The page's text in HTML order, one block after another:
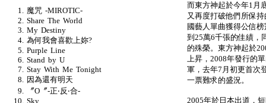
而東方神起於今年1月
又再度打破他們所保
國藝人單曲獲得公信
到25萬6千張的佳績，
的殊榮。東方神起於
上昇，2008年發行的
軍，去年7月初更首次
一票難求的盛況。
2005年於日本出道，
魔咒 -MIROTIC-
Share The World
My Destiny
為何我會喜歡上妳?
Purple Line
Stand by U
Stay With Me Tonight
因為還有明天
〞O〞-正‧反‧合-
Sky